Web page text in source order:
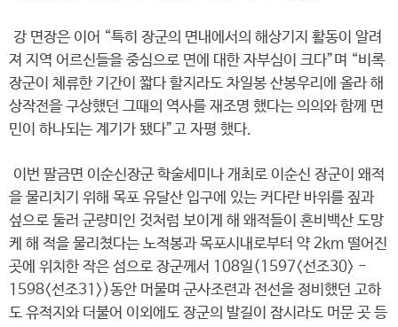
강 면장은 이어 “특히 장군의 면내에서의 해상기지 활동이 알려
져 지역 어르신들을 중심으로 면에 대한 자부심이 크다”며 “비록
장군이 체류한 기간이 짧다 할지라도 차일봉 산봉우리에 올라 해
상작전을 구상했던 그때의 역사를 재조명 했다는 의의와 함께 면
민이 하나되는 계기가 됐다”고 자평 했다.
이번 팔금면 이순신장군 학술세미나 개최로 이순신 장군이 왜적
을 물리치기 위해 목포 유달산 입구에 있는 커다란 바위를 짚과
섶으로 둘러 군량미인 것처럼 보이게 해 왜적들이 혼비백산 도망
케 해 적을 물리쳤다는 노적봉과 목포시내로부터 약 2km 떨어진
곳에 위치한 작은 섬으로 장군께서 108일(1597<선조30> -
1598<선조31>)동안 머물며 군사조련과 전선을 정비했던 고하
도 유적지와 더불어 이외에도 장군의 발길이 잠시라도 머문 곳 등